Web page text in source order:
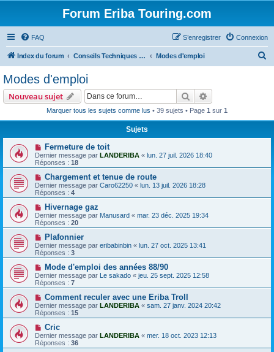
Forum Eriba Touring.com
FAQ Connexion
S’enregistrer
Index du forum Conseils Techniques Accessoires & Modifications Modes d'emploi
Modes d'emploi
Nouveau sujet Rechercher
Marquer tous les sujets comme lus • 39 sujets • Page 1 sur 1
Sujets
Fermeture de toit
Dernier message par LANDERIBA « lun. 27 juil. 2026 18:40
Réponses : 18
Chargement et tenue de route
Dernier message par Caro62250 « lun. 13 juil. 2026 18:28
Réponses : 4
Hivernage gaz
Dernier message par Manusard « mar. 23 déc. 2025 19:34
Réponses : 20
Plafonnier
Dernier message par eribabinbin « lun. 27 oct. 2025 13:41
Réponses : 3
Mode d'emploi des années 88/90
Dernier message par Le sakado « jeu. 25 sept. 2025 12:58
Réponses : 7
Comment reculer avec une Eriba Troll
Dernier message par LANDERIBA « sam. 27 janv. 2024 20:42
Réponses : 15
Cric
Dernier message par LANDERIBA « mer. 18 oct. 2023 12:13
Réponses : 36